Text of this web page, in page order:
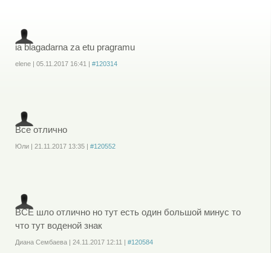
ia blagadarna za etu pragramu
elene| 05.11.2017 16:41 | #120314
Все отлично
Юли| 21.11.2017 13:35| #120552
ВСЕ шло отлично но тут есть один большой минус то
что тут воденой знак
Диана Сембаева| 24.11.2017 12:11 | #120584